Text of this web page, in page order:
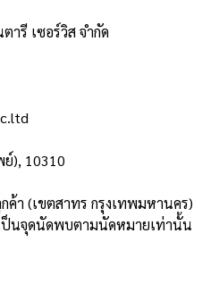
ารี เซอร์วิส จำกัด
ย์), 10310
า (เขตสาทร กรุงเทพมหานคร)
ป็นจุดนัดพบตามนัดหมายเท่านั้น